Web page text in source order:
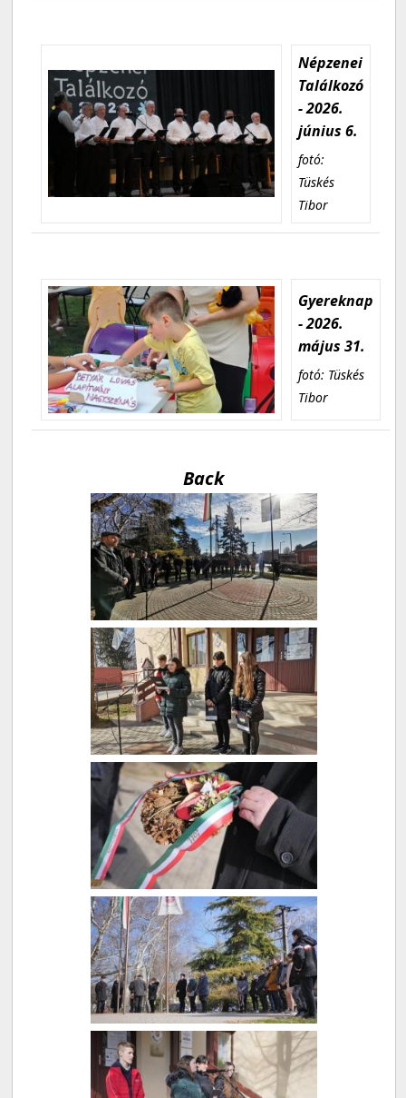
Népzenei
Találkozó
- 2026.
június 6.
fotó:
Tüskés
Tibor
Gyereknap
- 2026.
május 31.
fotó: Tüskés
Tibor
Back